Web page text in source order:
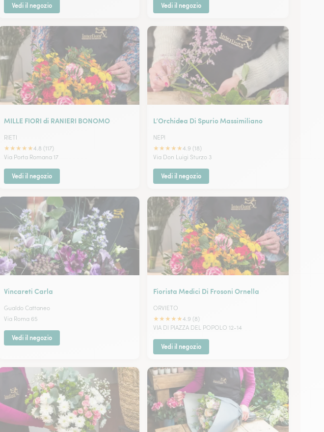
Vedi il negozio Vedi il negozio
MILLE FIORI di RANIERI BONOMO
RIETI
★★★★★4.8 (117)
Via Porta Romana 17
Vedi il negozio
L’Orchidea Di Spurio Massimiliano
NEPI
★★★★★4.9 (18)
Via Don Luigi Sturzo 3
Vedi il negozio
Vincareti Carla
Gualdo Cattaneo
Via Roma 65
Vedi il negozio
Fiorista Medici Di Frosoni Ornella
ORVIETO
★★★★★4.9 (8)
VIA DI PIAZZA DEL POPOLO 12-14
Vedi il negozio